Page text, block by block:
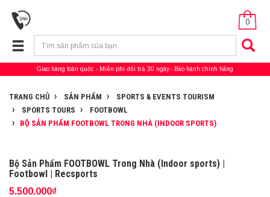
0
Giao hàng toàn quốc Miễn phí đổi trả 30 ngày Bảo hành chính hãng
TRANG CHỦ SẢN PHẨM
SPORTS & EVENTS TOURISM
SPORTS TOURS
FOOTBOWL
BỘ SẢN PHẨM FOOTBOWL TRONG NHÀ (INDOOR SPORTS)
Bộ Sản Phẩm FOOTBOWL Trong Nhà (Indoor sports) |
Footbowl | Recsports
5.500.000₫